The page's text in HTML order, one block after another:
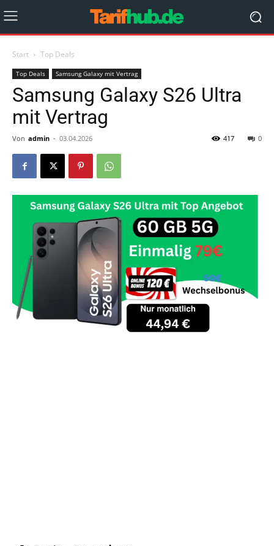
Start Top Deals
Top Deals Samsung Galaxy mit Vertrag
Samsung Galaxy S26 Ultra
mit Vertrag
Von admin - 03.04.2026 0
417